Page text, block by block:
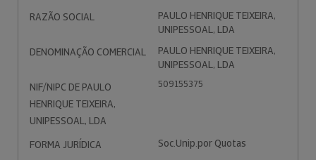
RAZÃO SOCIAL
PAULO HENRIQUE TEIXEIRA,
UNIPESSOAL, LDA
DENOMINAÇÃO COMERCIAL
PAULO HENRIQUE TEIXEIRA,
UNIPESSOAL, LDA
NIF/NIPC DE PAULO
HENRIQUE TEIXEIRA,
UNIPESSOAL, LDA
509155375
FORMA JURÍDICA
Soc.Unip.por Quotas